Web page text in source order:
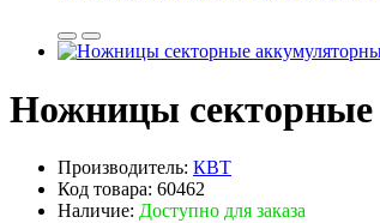
Ножницы
Производитель: КВТ
Код товара: 60462
Наличие: Доступно для заказа